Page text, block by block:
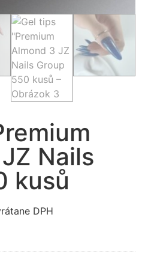
Nails
kusů
DPH